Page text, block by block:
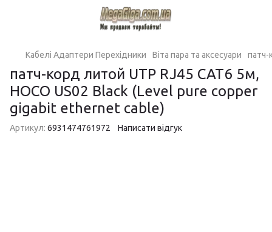
Кабелі Адаптери Перехідники Віта пара та аксесуари патч-
патч-корд литой UTP RJ45 CAT6 5м,
HOCO US02 Black (Level pure copper
gigabit ethernet cable)
Артикул: 6931474761972 Написати відгук